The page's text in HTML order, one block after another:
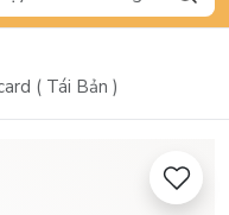
( Tái Bản )